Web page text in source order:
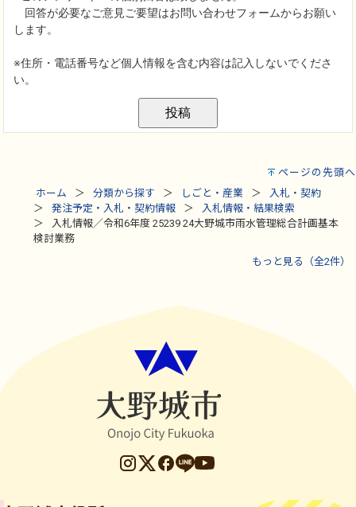
ページの先頭へ
ホーム
分類から探す しごと・産業
入札・契約
発注予定・入札・契約情報
入札情報・結果検索
入札情報／令和6年度 25239 24大野城市雨水管理総合計画基本
検討業務
もっと見る（全2件）